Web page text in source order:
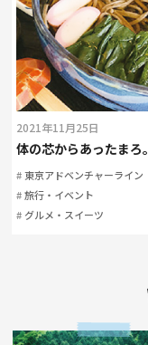
2021年11月25日
体の芯からあったまろ。
東京アドベンチャーライン
旅行・イベント
グルメ・スイーツ